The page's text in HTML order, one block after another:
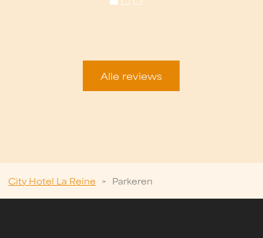
Alle reviews
City Hotel La Reine > Parkeren